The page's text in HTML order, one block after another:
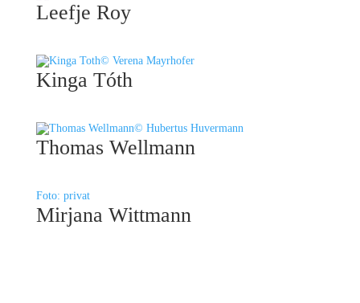
Leefje Roy
© Verena Mayrhofer
Kinga Tóth
© Hubertus Huvermann
Thomas Wellmann
Foto: privat
Mirjana Wittmann